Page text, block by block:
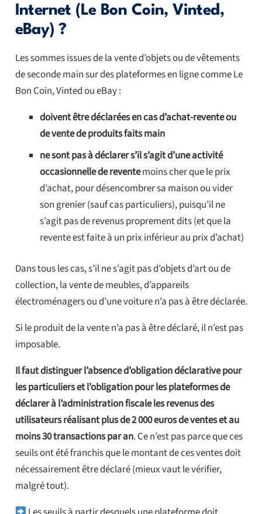
Internet (Le Bon Coin, Vinted,
eBay) ?
Les sommes issues de la vente d’objets ou de vêtements
de seconde main sur des plateformes en ligne comme Le
Bon Coin, Vinted ou eBay :
doivent être déclarées en cas d’achat-revente ou
de vente de produits faits main
ne sont pas à déclarer s’il s’agit d’une activité
occasionnelle de reventemoins cher que le prix
d’achat, pour désencombrer sa maison ou vider
son grenier (sauf cas particuliers), puisqu’il ne
s’agit pas de revenus proprement dits (et que la
revente est faite à un prix inférieur au prix d’achat)
Dans tous les cas, s’il ne s’agit pas d’objets d’art ou de
collection, la vente de meubles, d’appareils
électroménagers ou d’une voiture n’a pas à être déclarée.
Si le produit de la vente n’a pas à être déclaré, il n’est pas
imposable.
Il faut distinguer l’absence d’obligation déclarative pour
les particuliers et l’obligation pour les plateformes de
déclarer à l’administration fiscale les revenus des
utilisateurs réalisant plus de 2 000 euros de ventes et au
moins 30 transactions par an. Ce n’est pas parce que ces
seuils ont été franchis que le montant de ces ventes doit
nécessairement être déclaré (mieux vaut le vérifier,
malgré tout).